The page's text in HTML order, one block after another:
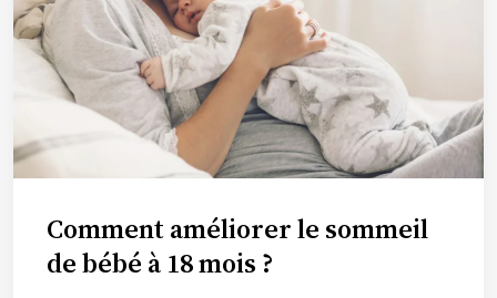
Comment améliorer le sommeil
de bébé à 18 mois ?